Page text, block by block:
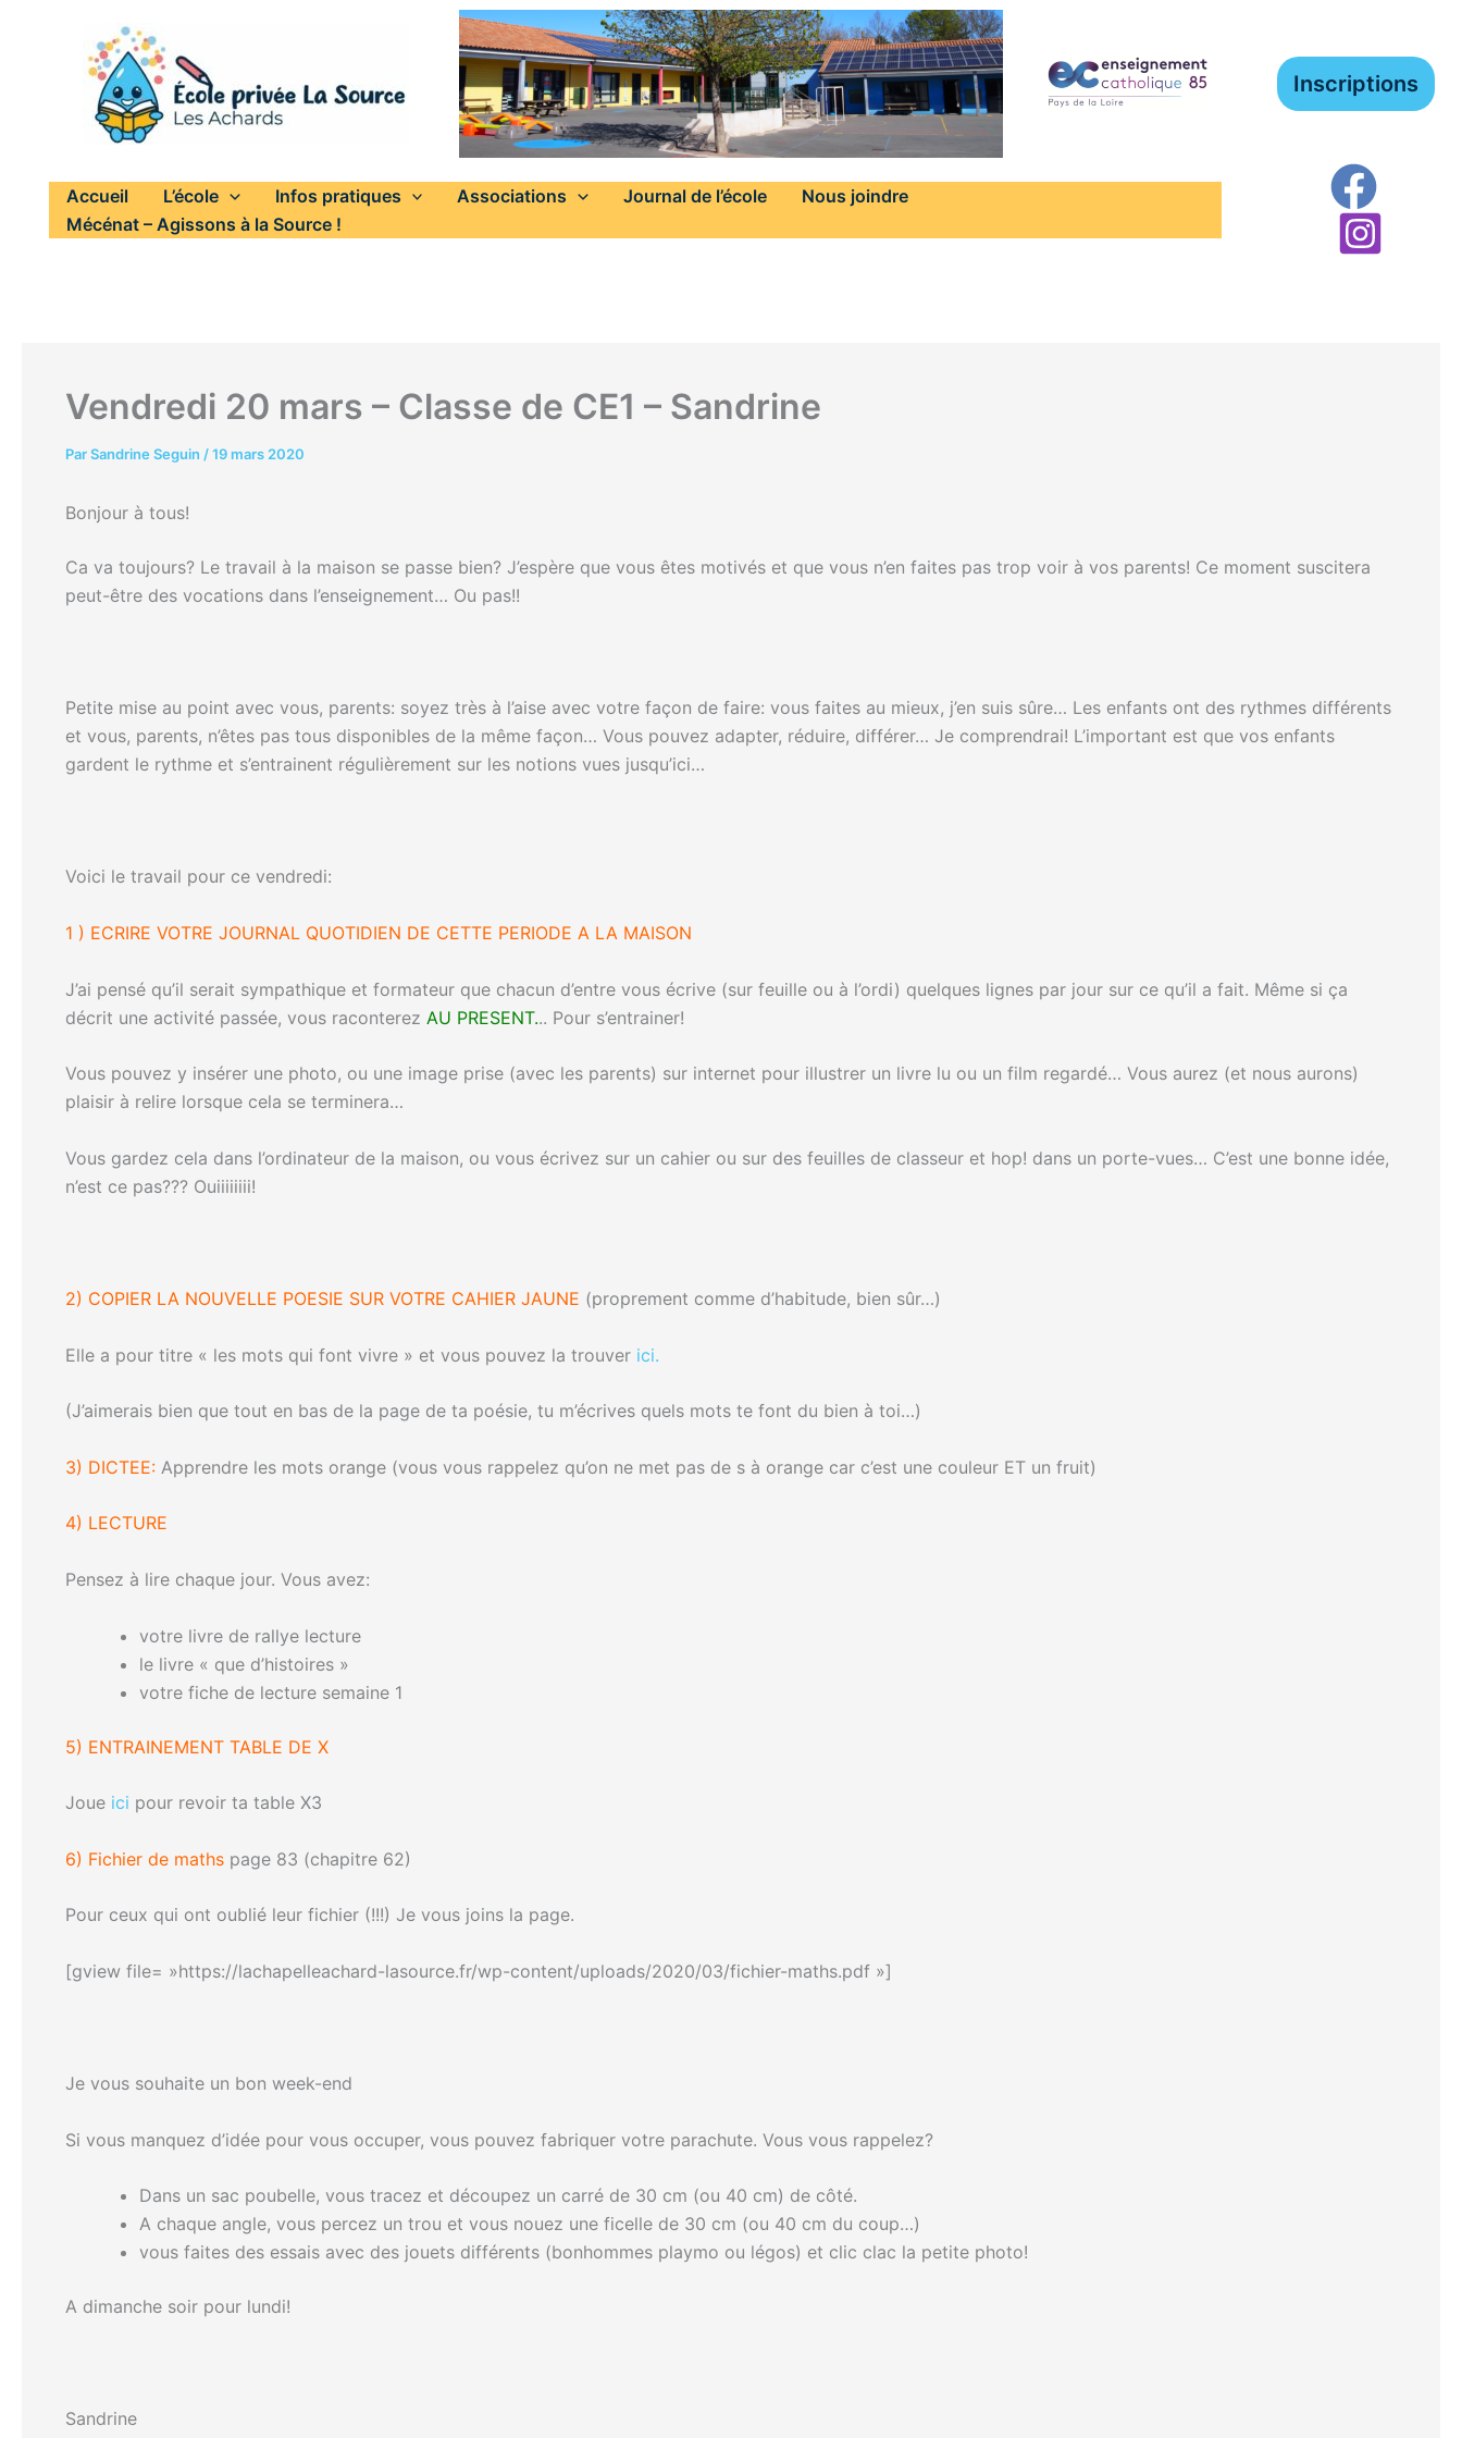
Inscriptions
Accueil L’école Infos pratiques Associations Journal de l’école
Nous joindre
Mécénat – Agissons à la Source !
Vendredi 20 mars – Classe de CE1 – Sandrine
ParSandrine Seguin /19 mars 2020
Bonjour à tous!
Ca va toujours? Le travail à la maison se passe bien? J’espère que vous êtes motivés et que vous n’en faites pas trop voir à vos parents! Ce moment suscitera
peut-être des vocations dans l’enseignement… Ou pas!!
Petite mise au point avec vous, parents: soyez très à l’aise avec votre façon de faire: vous faites au mieux, j’en suis sûre… Les enfants ont des rythmes différents
et vous, parents, n’êtes pas tous disponibles de la même façon… Vous pouvez adapter, réduire, différer… Je comprendrai! L’important est que vos enfants
gardent le rythme et s’entrainent régulièrement sur les notions vues jusqu’ici…
Voici le travail pour ce vendredi:
1 ) ECRIRE VOTRE JOURNAL QUOTIDIEN DE CETTE PERIODE A LA MAISON
J’ai pensé qu’il serait sympathique et formateur que chacun d’entre vous écrive (sur feuille ou à l’ordi) quelques lignes par jour sur ce qu’il a fait. Même si ça
décrit une activité passée, vous raconterez AU PRESENT... Pour s’entrainer!
Vous pouvez y insérer une photo, ou une image prise (avec les parents) sur internet pour illustrer un livre lu ou un film regardé… Vous aurez (et nous aurons)
plaisir à relire lorsque cela se terminera…
Vous gardez cela dans l’ordinateur de la maison, ou vous écrivez sur un cahier ou sur des feuilles de classeur et hop! dans un porte-vues… C’est une bonne idée,
n’est ce pas??? Ouiiiiiiii!
2) COPIER LA NOUVELLE POESIE SUR VOTRE CAHIER JAUNE (proprement comme d’habitude, bien sûr…)
Elle a pour titre « les mots qui font vivre » et vous pouvez la trouver ici.
(J’aimerais bien que tout en bas de la page de ta poésie, tu m’écrives quels mots te font du bien à toi…)
3) DICTEE: Apprendre les mots orange (vous vous rappelez qu’on ne met pas de s à orange car c’est une couleur ET un fruit)
4) LECTURE
Pensez à lire chaque jour. Vous avez:
votre livre de rallye lecture
le livre « que d’histoires »
votre fiche de lecture semaine 1
5) ENTRAINEMENT TABLE DE X
Joue ici pour revoir ta table X3
6) Fichier de maths page 83 (chapitre 62)
Pour ceux qui ont oublié leur fichier (!!!) Je vous joins la page.
[gview file= »https://lachapelleachard-lasource.fr/wp-content/uploads/2020/03/fichier-maths.pdf »]
Je vous souhaite un bon week-end
Si vous manquez d’idée pour vous occuper, vous pouvez fabriquer votre parachute. Vous vous rappelez?
Dans un sac poubelle, vous tracez et découpez un carré de 30 cm (ou 40 cm) de côté.
A chaque angle, vous percez un trou et vous nouez une ficelle de 30 cm (ou 40 cm du coup…)
vous faites des essais avec des jouets différents (bonhommes playmo ou légos) et clic clac la petite photo!
A dimanche soir pour lundi!
Sandrine